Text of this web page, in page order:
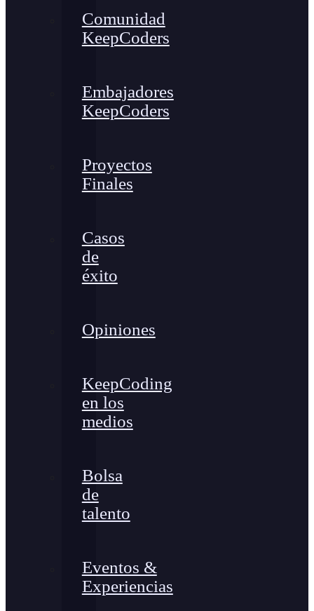
Comunidad
KeepCoders
Embajadores
KeepCoders
Proyectos
Finales
Casos
de
éxito
Opiniones
KeepCoding
en los
medios
Bolsa
de
talento
Eventos &
Experiencias